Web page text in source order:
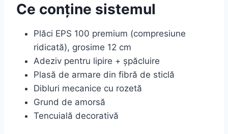
Ce conține sistemul
Plăci EPS 100 premium (compresiune
ridicată), grosime 12 cm
Adeziv pentru lipire + șpăcluire
Plasă de armare din fibră de sticlă
Dibluri mecanice cu rozetă
Grund de amorsă
Tencuială decorativă